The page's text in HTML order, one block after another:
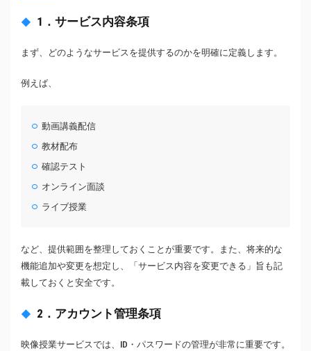
1．サービス内容条項
まず、どのようなサービスを提供するのかを明確に定義します。
例えば、
動画講義配信
教材配布
確認テスト
オンライン面談
ライブ授業
など、提供範囲を整理しておくことが重要です。また、将来的な
機能追加や変更を想定し、「サービス内容を変更できる」旨も記
載しておくと安全です。
2．アカウント管理条項
映像授業サービスでは、ID・パスワードの管理が非常に重要です。